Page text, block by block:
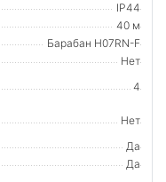
IP44
40 м
Барабан H07RN-F
Нет
4
Нет
Да
Да